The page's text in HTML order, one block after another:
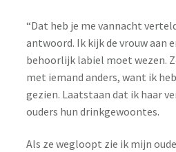
“Dat heb je me vannacht
antwoord. Ik kijk de vrouw aan
behoorlijk labiel moet wezen.
met iemand anders, want ik
gezien. Laatstaan dat ik haar
ouders hun drinkgewoontes.
Als ze wegloopt zie ik mijn